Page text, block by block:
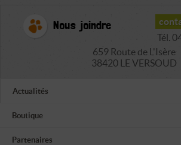
Nous joindre
Tél.
659 Route de L'Isère
38420 LE VERSOUD
Actualités
Boutique
Partenaires